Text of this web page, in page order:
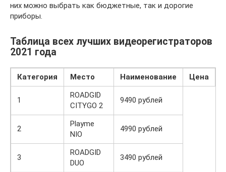
них можно выбрать как бюджетные, так и дорогие
приборы.
Таблица всех лучших видеорегистраторов
2021 года
Категория Место Наименование Цена
1
ROADGID
CITYGO 2
9490 рублей
2
Playme
NIO
4990 рублей
3
ROADGID
DUO
3490 рублей